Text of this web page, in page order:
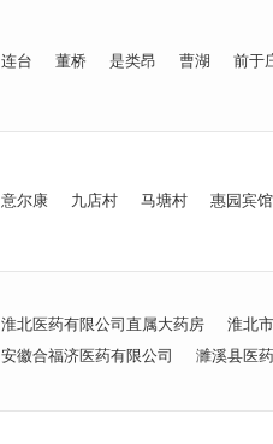
连台 董桥 是类昂 曹湖 前于
意尔康 九店村 马塘村 惠园宾馆
淮北医药有限公司直属大药房
淮北
安徽合福济医药有限公司
濉溪县医